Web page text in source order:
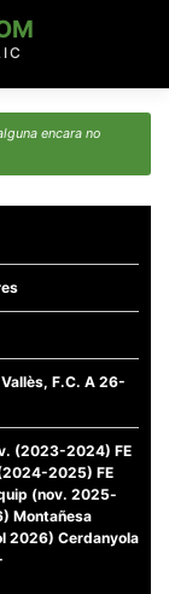
encara no
F.C. A 26-
(2023-2024) FE
2025) FE
(nov. 2025-
Montañesa
2026) Cerdanyola